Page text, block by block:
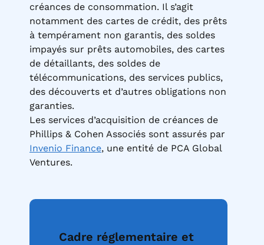
créances de consommation. Il s’agit
notamment des cartes de crédit, des prêts
à tempérament non garantis, des soldes
impayés sur prêts automobiles, des cartes
de détaillants, des soldes de
télécommunications, des services publics,
des découverts et d’autres obligations non
garanties.
Les services d’acquisition de créances de
Phillips & Cohen Associés sont assurés par
Invenio Finance, une entité de PCA Global
Ventures.
Cadre réglementaire et